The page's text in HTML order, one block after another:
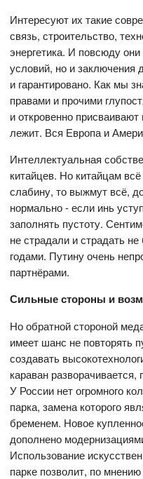
Интересуют их такие
связь, строительство,
энергетика. И повсюду
условий, но и заключения
и гарантировано. Как мы
правами и прочими
и откровенно
лежит. Вся Европа и
Интеллектуальная
китайцев. Но китайцам
слабину, то выжмут всё,
нормально - если инь
заполнять пустоту.
не страдали и страдать
годами. Путину очень
партнёрами.
Сильные стороны и
Но обратной стороной
имеет шанс не повторять
создавать
караван
У России нет огромного
парка, замена которого
бременем. Новое
дополнено
Использование
парке позволит, по